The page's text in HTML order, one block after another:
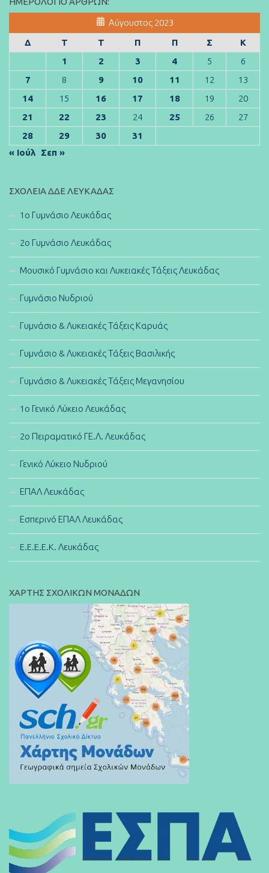
Αύγουστος 2023
Δ
Τ Τ Π Π Σ
Κ
1
2 3 4 5
6
7
8 9 10 11 12
13
14
15 16 17 18 19
20
21
22 23 24 25 26
27
28
29 30
31
« Ιούλ Σεπ »
ΣΧΟΛΕΊΑ ΔΔΕ ΛΕΥΚΆΔΑΣ
1ο Γυμνάσιο Λευκάδας
2ο Γυμνάσιο Λευκάδας
Μουσικό Γυμνάσιο και Λυκειακές Τάξεις Λευκάδας
Γυμνάσιο Νυδριού
Γυμνάσιο & Λυκειακές Τάξεις Καρυάς
Γυμνάσιο & Λυκειακές Τάξεις Βασιλικής
Γυμνάσιο & Λυκειακές Τάξεις Μεγανησίου
1ο Γενικό Λύκειο Λευκάδας
2ο Πειραματικό ΓΕ.Λ. Λευκάδας
Γενικό Λύκειο Νυδριού
ΕΠΑΛ Λευκάδας
Εσπερινό ΕΠΑΛ Λευκάδας
E.E.E.E.K. Λευκάδας
ΧΑΡΤΗΣ ΣΧΟΛΙΚΩΝ ΜΟΝΑΔΩΝ